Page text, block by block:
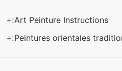
+:Art Peinture Instructions
+:Peintures orientales